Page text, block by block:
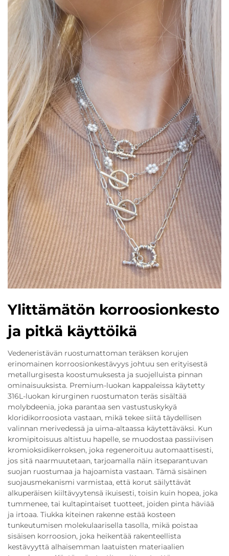
Ylittämätön korroosionkesto
ja pitkä käyttöikä
Vedeneristävän ruostumattoman teräksen korujen
erinomainen korroosionkestävyys johtuu sen erityisestä
metallurgisesta koostumuksesta ja suojelluista pinnan
ominaisuuksista. Premium-luokan kappaleissa käytetty
316L-luokan kirurginen ruostumaton teräs sisältää
molybdeenia, joka parantaa sen vastustuskykyä
kloridikorroosiota vastaan, mikä tekee siitä täydellisen
valinnan merivedessä ja uima-altaassa käytettäväksi. Kun
kromipitoisuus altistuu hapelle, se muodostaa passiivisen
kromioksidikerroksen, joka regeneroituu automaattisesti,
jos sitä naarmuutetaan, tarjoamalla näin itseparantuvan
suojan ruostumaa ja hajoamista vastaan. Tämä sisäinen
suojausmekanismi varmistaa, että korut säilyttävät
alkuperäisen kiiltävyytensä ikuisesti, toisin kuin hopea, joka
tummenee, tai kultapintaiset tuotteet, joiden pinta häviää
ja irtoaa. Tiukka kiteinen rakenne estää kosteen
tunkeutumisen molekulaarisella tasolla, mikä poistaa
sisäisen korroosion, joka heikentää rakenteellista
kestävyyttä alhaisemman laatuisten materiaalien